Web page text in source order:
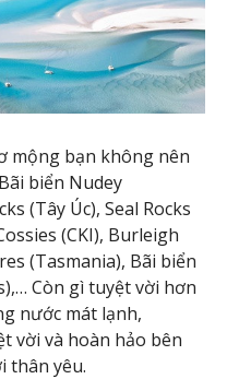
mộng bạn không nên
biển Nudey
(Tây Úc), Seal Rocks
(CKI), Burleigh
(Tasmania), Bãi biển
Còn gì tuyệt vời hơn
nước mát lạnh,
vời và hoàn hảo bên
thân yêu.